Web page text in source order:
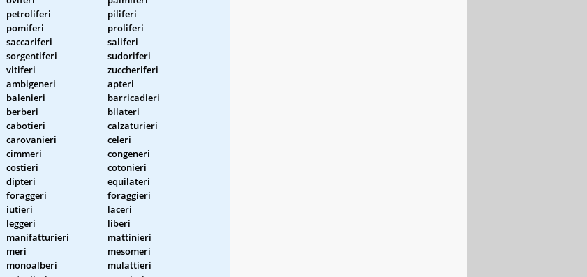
petroliferi
piliferi
pomiferi
proliferi
saccariferi
saliferi
sorgentiferi
sudoriferi
vitiferi
zuccheriferi
ambigeneri
apteri
balenieri
barricadieri
berberi
bilateri
cabotieri
calzaturieri
carovanieri
celeri
cimmeri
congeneri
costieri
cotonieri
dipteri
equilateri
foraggeri
foraggieri
iutieri
laceri
leggeri
liberi
manifatturieri
mattinieri
meri
mesomeri
monoalberi
mulattieri